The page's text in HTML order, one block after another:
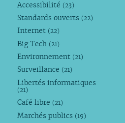
Accessibilité (23)
Standards ouverts (22)
Internet (22)
Big Tech (21)
Environnement (21)
Surveillance (21)
Libertés informatiques
(21)
Café libre (21)
Marchés publics (19)